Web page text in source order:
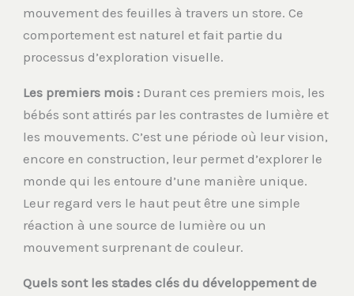
mouvement des feuilles à travers un store. Ce
comportement est naturel et fait partie du
processus d’exploration visuelle.
Les premiers mois : Durant ces premiers mois, les
bébés sont attirés par les contrastes de lumière et
les mouvements. C’est une période où leur vision,
encore en construction, leur permet d’explorer le
monde qui les entoure d’une manière unique.
Leur regard vers le haut peut être une simple
réaction à une source de lumière ou un
mouvement surprenant de couleur.
Quels sont les stades clés du développement de